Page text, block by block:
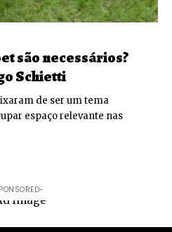
são necessários?
Schietti
de ser um tema
espaço relevante nas